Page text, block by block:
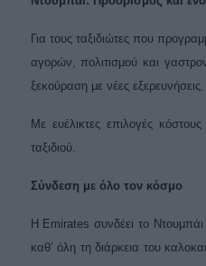
Για τους ταξιδιώτες που
αγορών, πολιτισμού και
ξεκούραση με νέες εξερευνήσεις.
Με ευέλικτες επιλογές
ταξιδιού.
Σύνδεση με όλο τον κόσμο
Η Emirates συνδέει το
καθ’ όλη τη διάρκεια του